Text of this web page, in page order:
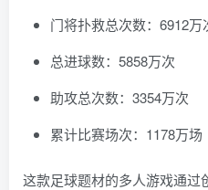
门将扑救总次数：6912万
总进球数：5858万次
助攻总次数：3354万次
累计比赛场次：1178万场
这款足球题材的多人游戏通过